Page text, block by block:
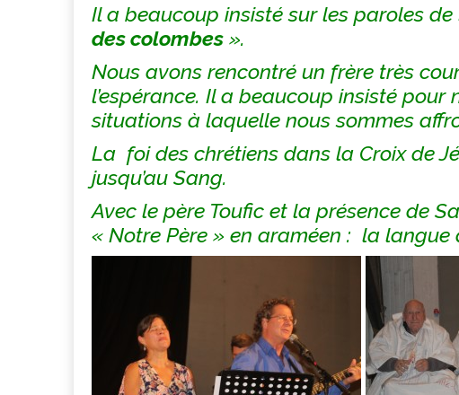
Il a beaucoup insisté sur les paroles de
des colombes ».
Nous avons rencontré un frère très
l’espérance. Il a beaucoup insisté
situations à laquelle nous sommes
La foi des chrétiens dans la Croix de
jusqu’au Sang.
Avec le père Toufic et la présence de
« Notre Père » en araméen : la langue